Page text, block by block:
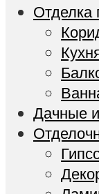
Дачные